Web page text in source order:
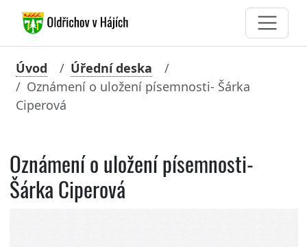
Úvod
Úřední deska
Oznámení o uložení písemnosti- Šárka
Ciperová
Oznámení o uložení písemnosti-
Šárka Ciperová